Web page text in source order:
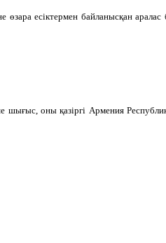
есіктермен байланысқан аралас
шығыс, оны қазіргі Армения